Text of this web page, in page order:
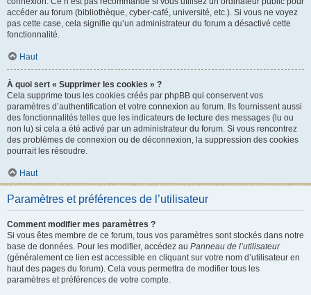
accéder au forum (bibliothèque, cyber-café, université, etc.). Si vous ne voyez
pas cette case, cela signifie qu’un administrateur du forum a désactivé cette
fonctionnalité.
Haut
À quoi sert « Supprimer les cookies » ?
Cela supprime tous les cookies créés par phpBB qui conservent vos
paramètres d’authentification et votre connexion au forum. Ils fournissent aussi
des fonctionnalités telles que les indicateurs de lecture des messages (lu ou
non lu) si cela a été activé par un administrateur du forum. Si vous rencontrez
des problèmes de connexion ou de déconnexion, la suppression des cookies
pourrait les résoudre.
Haut
Paramètres et préférences de l’utilisateur
Comment modifier mes paramètres ?
Si vous êtes membre de ce forum, tous vos paramètres sont stockés dans notre
base de données. Pour les modifier, accédez au Panneau de l’utilisateur
(généralement ce lien est accessible en cliquant sur votre nom d’utilisateur en
haut des pages du forum). Cela vous permettra de modifier tous les
paramètres et préférences de votre compte.